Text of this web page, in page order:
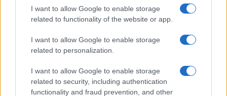
I want to allow Google to enable storage
related to functionality of the website or app.
I want to allow Google to enable storage
related to personalization.
I want to allow Google to enable storage
related to security, including authentication
functionality and fraud prevention, and other
Quando il gioco di squadra insegna a vivere: calcio, storia e
valore educativo